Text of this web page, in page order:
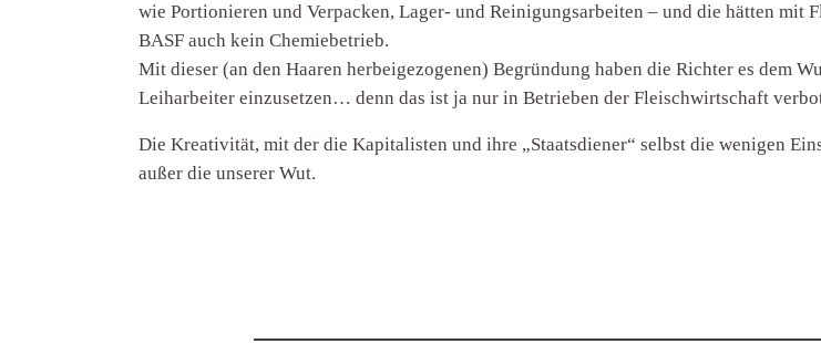
wie Portionieren und Verpacken, Lager- und Reinigungsarbeiten – und die hätten
BASF auch kein Chemiebetrieb.
Mit dieser (an den Haaren herbeigezogenen) Begründung haben die Richter es dem
Leiharbeiter einzusetzen… denn das ist ja nur in Betrieben der Fleischwirtschaft
Die Kreativität, mit der die Kapitalisten und ihre „Staatsdiener“ selbst die wenigen
außer die unserer Wut.